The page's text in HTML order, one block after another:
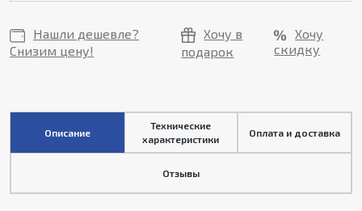
Нашли дешевле?
Снизим цену!
Хочу в
подарок
Хочу
скидку
Описание
Технические
характеристики
Оплата и доставка
Отзывы